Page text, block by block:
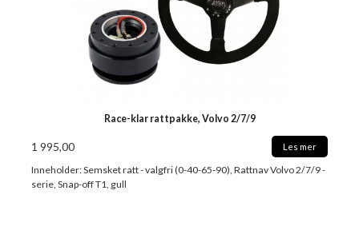
Race-klar rattpakke, Volvo 2/7/9
1 995,00 Les mer
Inneholder: Semsket ratt - valgfri (0-40-65-90), Rattnav Volvo 2/7/9 -
serie, Snap-off T1, gull